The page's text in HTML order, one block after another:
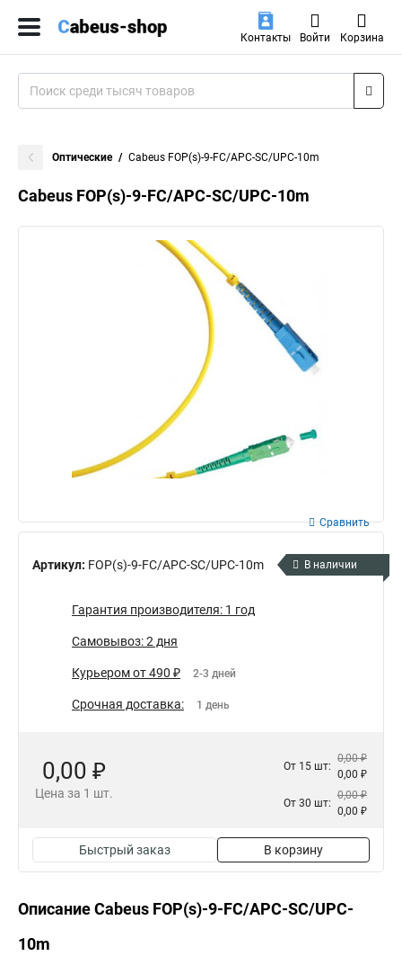
Контакты Войти Корзина
Оптические Cabeus FOP(s)-9-FC/APC-SC/UPC-10m
Cabeus FOP(s)-9-FC/APC-SC/UPC-10m
Артикул: FOP(s)-9-FC/APC-SC/UPC-10m
Сравнить
В наличии
Гарантия производителя: 1 год
Самовывоз: 2 дня
Курьером от 490 ₽ 2-3 дней
Срочная доставка: 1 день
0,00 ₽
Цена за 1 шт.
От 15 шт:
0,00 ₽
0,00 ₽
От 30 шт:
0,00 ₽
0,00 ₽
Быстрый заказ В корзину
Описание Cabeus FOP(s)-9-FC/APC-SC/UPC-
10m